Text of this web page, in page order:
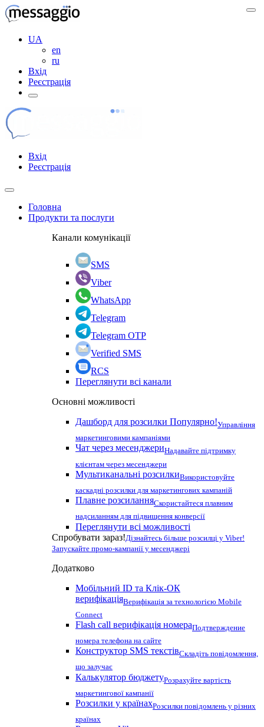
UA
en
ru
Вхід
Реєстрація
Вхід
Реєстрація
Головна
Продукти та послуги
Канали комунікації
SMS
Viber
WhatsApp
Telegram
Telegram OTP
Verified SMS
RCS
Переглянути всі канали
Основні можливості
Дашборд для розсилки Популярно!Управління
маркетинговими кампаніями
Чат через месенджериНадавайте підтримку
клієнтам через месенджери
Мультиканальні розсилкиВикористовуйте
каскадні розсилки для маркетингових кампаній
Плавне розсиланняСкористайтеся плавним
надсиланням для підвищення конверсії
Переглянути всі можливості
Спробувати зараз!Дізнайтесь більше розсилці у Viber!
Запускайте промо-кампанії у месенджері
Додатково
Мобільний ID та Клік-ОК
верифікаціяВерифікація за технологією Mobile
Connect
Flash call верифікація номераПодтверждение
номера телефона на сайте
Конструктор SMS текстівСкладіть повідомлення,
що залучає
Калькулятор бюджетуРозрахуйте вартість
маркетингової кампанії
Розсилки у країнахРозсилки повідомлень у різних
країнах